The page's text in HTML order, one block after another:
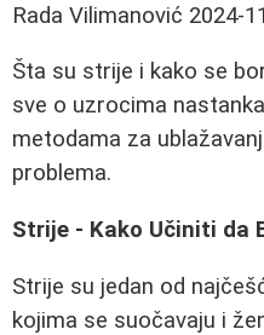
Rada Vilimanović 2024-
Šta su strije i kako se
sve o uzrocima
metodama za
problema.
Strije - Kako Učiniti da
Strije su jedan od
kojima se suočavaju i